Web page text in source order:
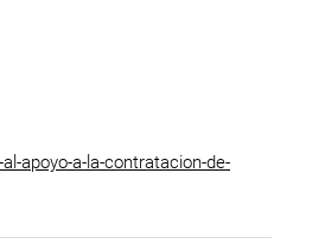
apoyo-a-la-contratacion-de-